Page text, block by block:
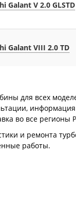
Galant V 2.0 GLSTD
Galant VIII 2.0 TD
для всех
во все регионы
и ремонта
работы.